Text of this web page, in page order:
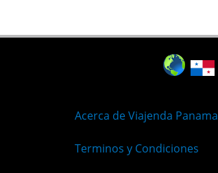
Acerca de Viajenda Panama
Terminos y Condiciones